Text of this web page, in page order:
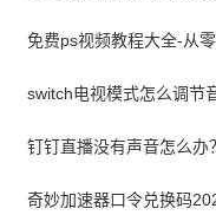
钉钉直播没有声音怎么办